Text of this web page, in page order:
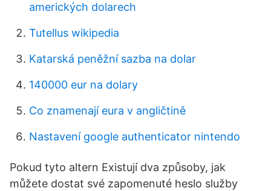
amerických dolarech
Tutellus wikipedia
Katarská peněžní sazba na dolar
140000 eur na dolary
Co znamenají eura v angličtině
Nastavení google authenticator nintendo
Pokud tyto altern Existují dva způsoby, jak
můžete dostat své zapomenuté heslo služby